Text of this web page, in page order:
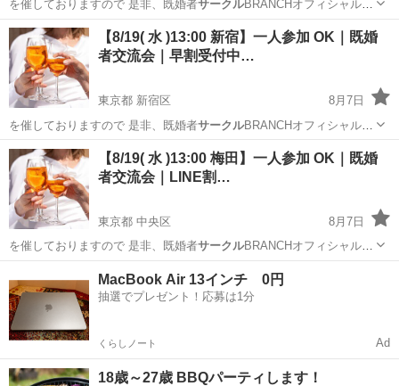
を催しておりますので 是非、既婚者サークルBRANCHオフィシャルサ
イトでご確…
大阪 大阪市 パーティー 既婚
【8/19( 水 )13:00 新宿】一人参加 OK｜既婚
者交流会｜早割受付中…
東京都 新宿区
8月7日
を催しておりますので 是非、既婚者サークルBRANCHオフィシャルサ
イトでご確…
東京 新宿区 パーティー 既婚
【8/19( 水 )13:00 梅田】一人参加 OK｜既婚
者交流会｜LINE割…
東京都 中央区
8月7日
を催しておりますので 是非、既婚者サークルBRANCHオフィシャルサ
イトでご確…
既婚
MacBook Air 13インチ 0円
抽選でプレゼント！応募は1分
くらしノート Ad
18歳～27歳 BBQパーティします！